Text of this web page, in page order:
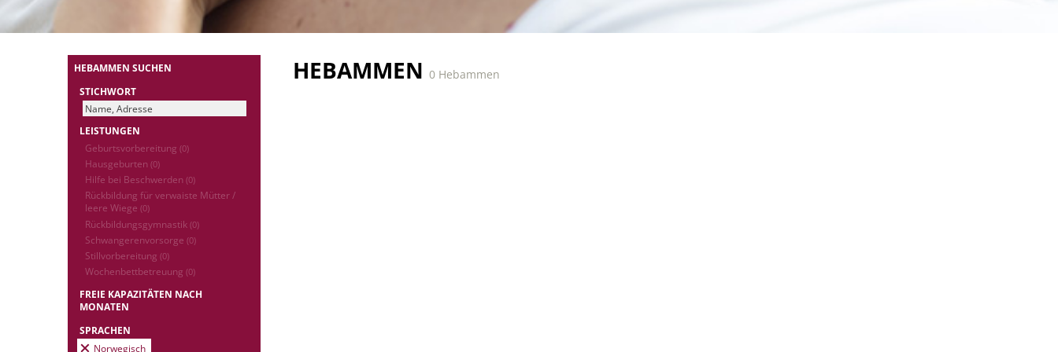
HEBAMMEN SUCHEN
STICHWORT
LEISTUNGEN
Geburtsvorbereitung (0)
Hausgeburten (0)
Hilfe bei Beschwerden (0)
Rückbildung für verwaiste Mütter /
leere Wiege (0)
Rückbildungsgymnastik (0)
Schwangerenvorsorge (0)
Stillvorbereitung (0)
Wochenbettbetreuung (0)
FREIE KAPAZITÄTEN NACH
MONATEN
SPRACHEN
Norwegisch
HEBAMMEN 0 Hebammen